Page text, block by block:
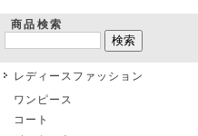
商品検索
レディースファッション
ワンピース
コート